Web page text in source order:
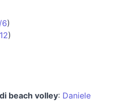
6)
)
beach volley: Daniele